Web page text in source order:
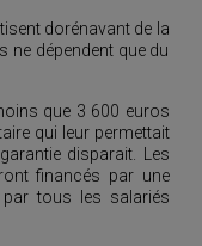
dorénavant de la
ne dépendent que du
que 3 600 euros
qui leur permettait
disparait. Les
financés par une
par tous les salariés